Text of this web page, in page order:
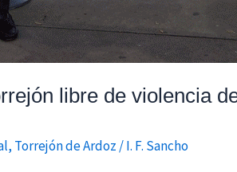
libre de violencia
, Torrejón de Ardoz /I. F. Sancho